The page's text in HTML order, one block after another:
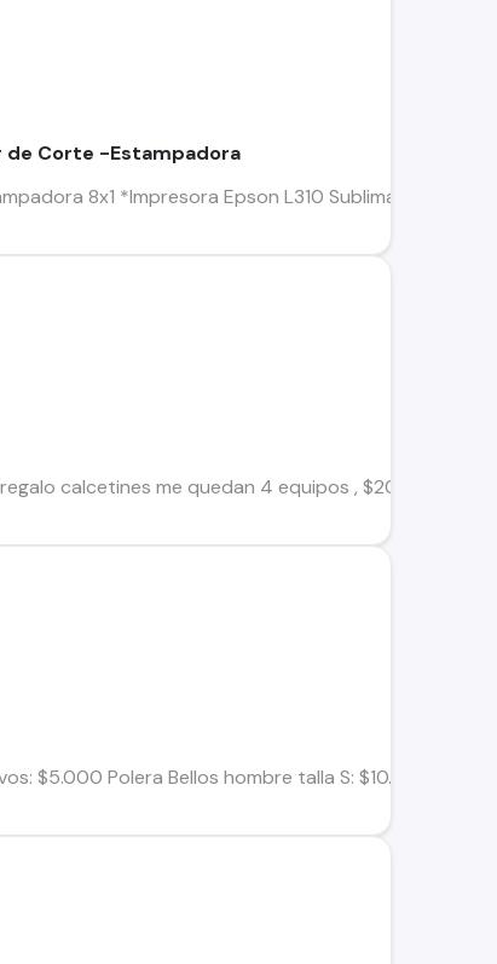
Corte -Estampadora
8x1 *Impresora Epson L310 Sublimación
calcetines me quedan 4 equipos , $20.000
$5.000 Polera Bellos hombre talla S: $10.000